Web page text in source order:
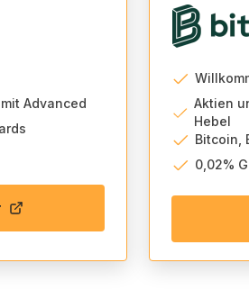
Advanced
Aktien
Hebel
Bitcoin,
0,02%